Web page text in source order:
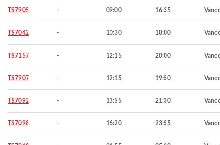
TS7905 - 09:00 16:35
TS7042 - 10:30 18:00
TS7157 - 12:15 20:00
TS7907 - 12:15 19:50
TS7092 - 13:55 21:30
TS7098 - 16:20 23:55